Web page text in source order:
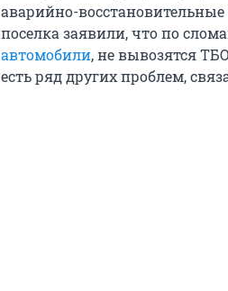
аварийно-
поселка заявили, что по
автомобили, не вывозятся
есть ряд других проблем,